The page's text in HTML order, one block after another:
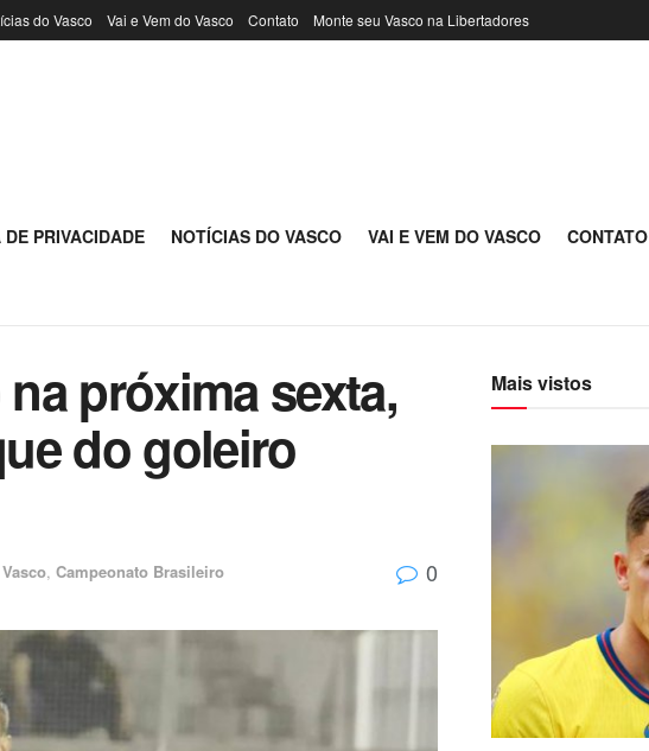
do Vasco Vai e Vem do Vasco Contato Monte seu Vasco na Libertadores
PRIVACIDADE NOTÍCIAS DO VASCO VAI E VEM DO VASCO CONTATO
próxima sexta,
do goleiro
, Campeonato Brasileiro 0
Mais vistos